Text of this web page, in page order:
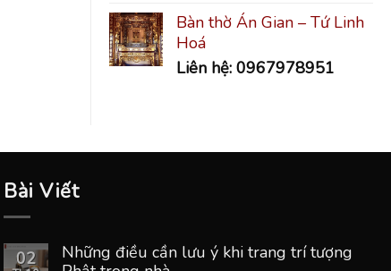
Bàn thờ Án Gian – Tứ Linh
Hoá
Liên hệ: 0967978951
Bài Viết
02
Những điều cần lưu ý khi trang trí tượng